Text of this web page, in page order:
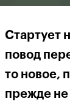
Стартует
повод
то новое,
прежде не